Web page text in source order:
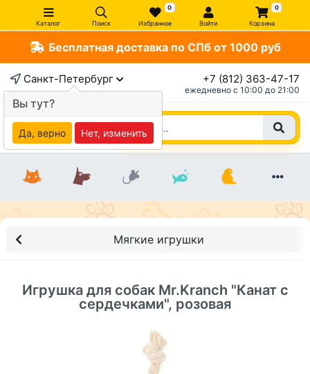
Каталог Поиск
0
Избранное Войти
0
Корзина
Бесплатная доставка по СПб от 1000 руб
Санкт-Петербург +7 (812) 363-47-17
ежедневно c 10:00 до 21:00
Мягкие игрушки
Игрушка для собак Mr.Kranch "Канат с
сердечками", розовая
Вы тут?
Да, верно Нет, изменить